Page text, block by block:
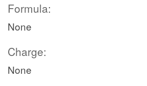
Formula:
None
Charge:
None